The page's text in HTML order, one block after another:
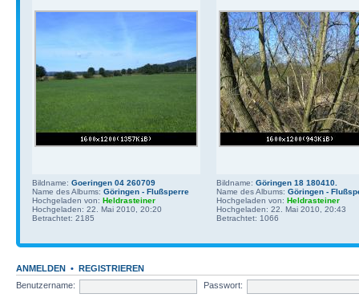
Bildname: Goeringen 04 260709
Name des Albums: Göringen - Flußsperre
Hochgeladen von: Heldrasteiner
Hochgeladen: 22. Mai 2010, 20:20
Betrachtet: 2185
Bildname: Göringen 18 180410.
Name des Albums: Göringen -
Hochgeladen von: Heldrasteiner
Hochgeladen: 22. Mai 2010, 20:43
Betrachtet: 1066
ANMELDEN • REGISTRIEREN
Benutzername:
Passwort: